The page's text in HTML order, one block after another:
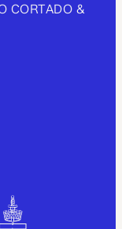
CORTADO &